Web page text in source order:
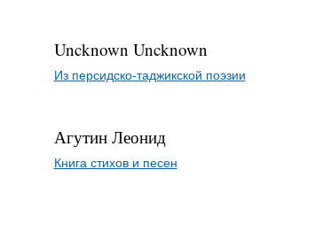
Uncknown Uncknown
Из персидско-таджикской поэзии
Агутин Леонид
Книга стихов и песен